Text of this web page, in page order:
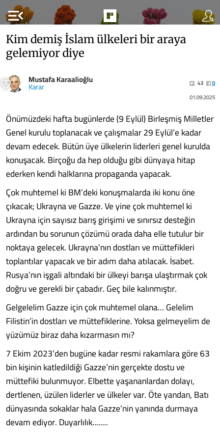
menu_open
Kim demiş İslam ülkeleri bir araya
gelemiyor diye
Mustafa Karaalioğlu
Karar 43
0
01.09.2025
Önümüzdeki hafta bugünlerde (9 Eylül) Birleşmiş Milletler
Genel kurulu toplanacak ve çalışmalar 29 Eylül’e kadar
devam edecek. Bütün üye ülkelerin liderleri genel kurulda
konuşacak. Birçoğu da hep olduğu gibi dünyaya hitap
ederken kendi halklarına propaganda yapacak.
Çok muhtemel ki BM’deki konuşmalarda iki konu öne
çıkacak; Ukrayna ve Gazze. Ve yine çok muhtemel ki
Ukrayna için sayısız barış girişimi ve sınırsız desteğin
ardından bu sorunun çözümü orada daha elle tutulur bir
noktaya gelecek. Ukrayna’nın dostları ve müttefikleri
toplantılar yapacak ve bir adım daha atılacak. İsabet.
Rusya’nın işgali altındaki bir ülkeyi barışa ulaştırmak çok
doğru ve gerekli bir çabadır. Geç bile kalınmıştır.
Gelgelelim Gazze için çok muhtemel olana… Gelelim
Filistin’in dostları ve müttefiklerine. Yoksa gelmeyelim de
yüzümüz biraz daha kızarmasın mı?
7 Ekim 2023’den bugüne kadar resmi rakamlara göre 63
bin kişinin katledildiği Gazze’nin gerçekte dostu ve
müttefiki bulunmuyor. Elbette yaşananlardan dolayı,
dertlenen, üzülen liderler ve ülkeler var. Öte yandan, Batı
dünyasında sokaklar hala Gazze’nin yanında durmaya
devam ediyor. Duyarlılık........